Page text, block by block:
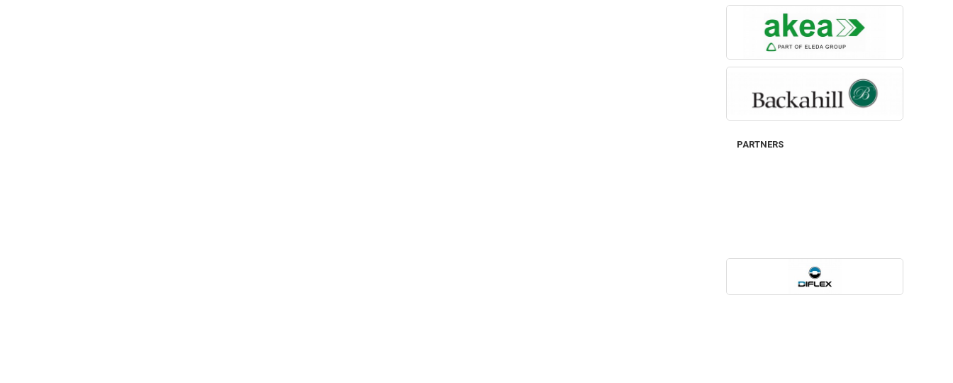
PARTNERS